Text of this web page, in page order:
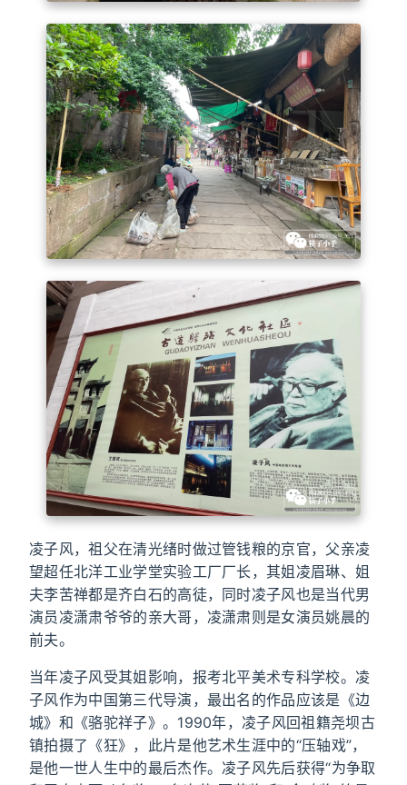
凌子风，祖父在清光绪时做过管钱粮的京官，父亲凌
望超任北洋工业学堂实验工厂厂长，其姐凌眉琳、姐
夫李苦禅都是齐白石的高徒，同时凌子风也是当代男
演员凌潇肃爷爷的亲大哥，凌潇肃则是女演员姚晨的
前夫。
当年凌子风受其姐影响，报考北平美术专科学校。凌
子风作为中国第三代导演，最出名的作品应该是《边
城》和《骆驼祥子》。1990年，凌子风回祖籍尧坝古
镇拍摄了《狂》，此片是他艺术生涯中的“压轴戏”，
是他一世人生中的最后杰作。凌子风先后获得“为争取